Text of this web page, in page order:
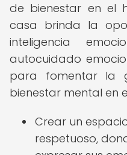
de bienestar en el
casa brinda la
inteligencia
autocuidado
para fomentar la
bienestar mental en
Crear un
respetuoso,